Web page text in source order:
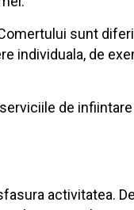
sunt
individuala, de
de
activitatea.